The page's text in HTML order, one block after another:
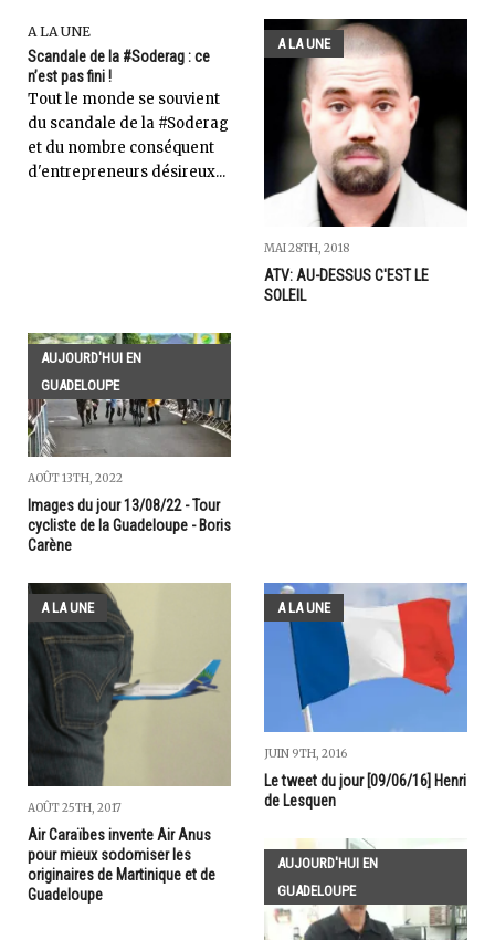
A LA UNE
Scandale de la #Soderag : ce
n’est pas fini !
Tout le monde se souvient
du scandale de la #Soderag
et du nombre conséquent
d'entrepreneurs désireux...
A LA UNE
MAI 28TH, 2018
ATV: AU-DESSUS C'EST LE
SOLEIL
AUJOURD'HUI EN
GUADELOUPE
AOÛT 13TH, 2022
Images du jour 13/08/22 - Tour
cycliste de la Guadeloupe - Boris
Carène
A LA UNE
AOÛT 25TH, 2017
Air Caraïbes invente Air Anus
pour mieux sodomiser les
originaires de Martinique et de
Guadeloupe
A LA UNE
JUIN 9TH, 2016
Le tweet du jour [09/06/16] Henri
de Lesquen
AUJOURD'HUI EN
GUADELOUPE